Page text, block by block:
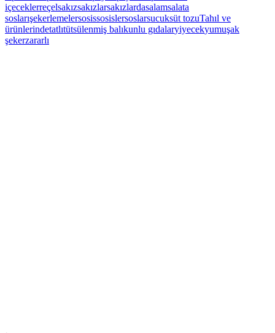
içeceklerreçelsakızsakızlarsakızlardasalamsalata
soslarışekerlemelersosissosislersoslarsucuksüt tozuTahıl ve
ürünlerindetatlıtütsülenmiş balıkunlu gıdalaryiyecekyumuşak
şekerzararlı